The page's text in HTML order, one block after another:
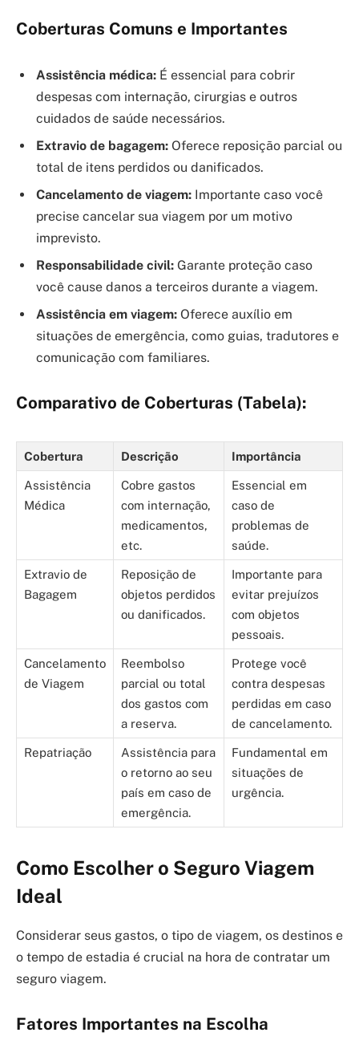
Coberturas Comuns e Importantes
Assistência médica: É essencial para cobrir
despesas com internação, cirurgias e outros
cuidados de saúde necessários.
Extravio de bagagem: Oferece reposição parcial ou
total de itens perdidos ou danificados.
Cancelamento de viagem: Importante caso você
precise cancelar sua viagem por um motivo
imprevisto.
Responsabilidade civil: Garante proteção caso
você cause danos a terceiros durante a viagem.
Assistência em viagem: Oferece auxílio em
situações de emergência, como guias, tradutores e
comunicação com familiares.
Comparativo de Coberturas (Tabela):
Cobertura Descrição Importância
Assistência
Médica
Cobre gastos
com internação,
medicamentos,
etc.
Essencial em
caso de
problemas de
saúde.
Extravio de
Bagagem
Reposição de
objetos perdidos
ou danificados.
Importante para
evitar prejuízos
com objetos
pessoais.
Cancelamento
de Viagem
Reembolso
parcial ou total
dos gastos com
a reserva.
Protege você
contra despesas
perdidas em caso
de cancelamento.
Repatriação
Assistência para
o retorno ao seu
país em caso de
emergência.
Fundamental em
situações de
urgência.
Como Escolher o Seguro Viagem
Ideal
Considerar seus gastos, o tipo de viagem, os destinos e
o tempo de estadia é crucial na hora de contratar um
seguro viagem.
Fatores Importantes na Escolha